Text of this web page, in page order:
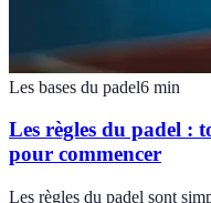
Les bases du padel6 min
Les règles du padel :
pour commencer
Les règles du padel sont